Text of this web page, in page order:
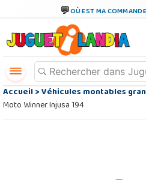
OÙ EST MA
Accueil>Véhicules montables
Moto Winner Injusa 194